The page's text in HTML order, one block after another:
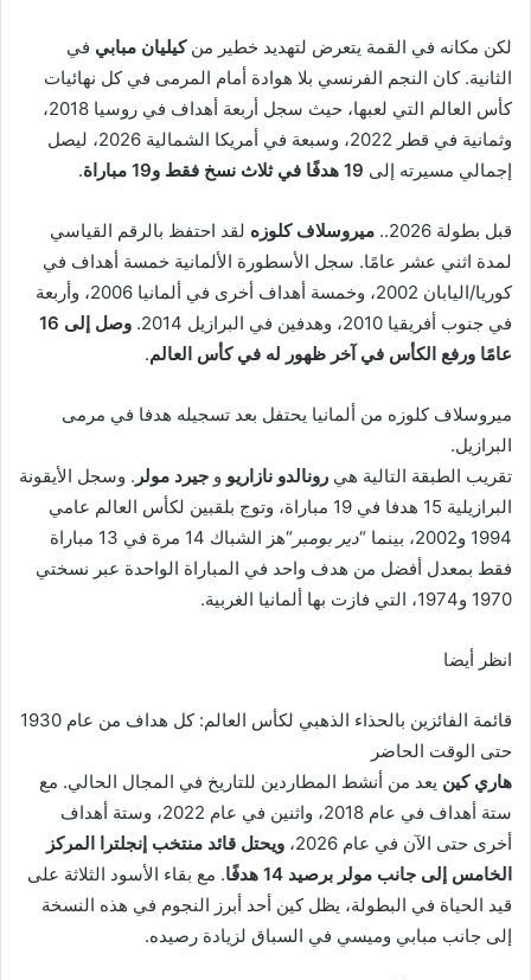
لكن مكانه في القمة يتعرض لتهديد خطير منكيليان مبابي في
الثانية. كان النجم الفرنسي بلا هوادة أمام المرمى في كل نهائيات
كأس العالم التي لعبها، حيث سجل أربعة أهداف في روسيا 2018،
وثمانية في قطر 2022، وسبعة في أمريكا الشمالية 2026، ليصل
إجمالي مسيرته إلى 19 هدفًا في ثلاث نسخ فقط و19 مباراة .
قبل بطولة 2026.. ميروسلاف كلوزه لقد احتفظ بالرقم القياسي
لمدة اثني عشر عامًا. سجل الأسطورة الألمانية خمسة أهداف في
كوريا/اليابان 2002، وخمسة أهداف أخرى في ألمانيا 2006، وأربعة
في جنوب أفريقيا 2010، وهدفين في البرازيل 2014.
وصل إلى 16
عامًا ورفع الكأس في آخر ظهور له في كأس العالم.
ميروسلاف كلوزه من ألمانيا يحتفل بعد تسجيله هدفا في مرمى
البرازيل.
تقريب الطبقة التالية هي رونالدو نازاريو و جيرد مولر . وسجل الأيقونة
البرازيلية 15 هدفا في 19 مباراة، وتوج بلقبين لكأس العالم عامي
1994 و2002، بينما “
دير بومبر
“هز الشباك 14 مرة في 13 مباراة
فقط بمعدل أفضل من هدف واحد في المباراة الواحدة عبر نسختي
1970 و1974، التي فازت بها ألمانيا الغربية.
انظر أيضا
قائمة الفائزين بالحذاء الذهبي لكأس العالم: كل هداف من عام 1930
حتى الوقت الحاضر
هاري كين يعد من أنشط المطاردين للتاريخ في المجال الحالي. مع
ستة أهداف في عام 2018، واثنين في عام 2022، وستة أهداف
أخرى حتى الآن في عام 2026،
ويحتل قائد منتخب إنجلترا المركز
الخامس إلى جانب مولر برصيد 14 هدفًا
. مع بقاء الأسود الثلاثة على
قيد الحياة في البطولة، يظل كين أحد أبرز النجوم في هذه النسخة
إلى جانب مبابي وميسي في السباق لزيادة رصيده.